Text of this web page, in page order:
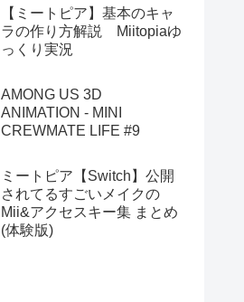
【ミートピア】基本のキャ
ラの作り方解説 Miitopiaゆ
っくり実況
AMONG US 3D
ANIMATION - MINI
CREWMATE LIFE #9
ミートピア【Switch】公開
されてるすごいメイクの
Mii&アクセスキー集 まとめ
(体験版)